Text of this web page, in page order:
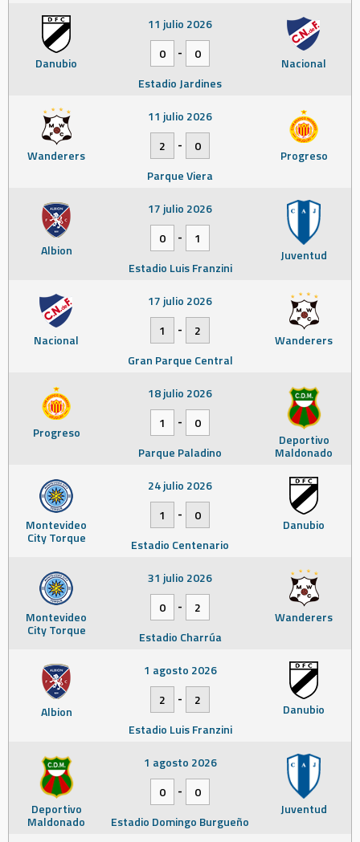
Danubio Nacional
11 julio 2026
0
-
0
Estadio Jardines
Wanderers Progreso
11 julio 2026
2
-
0
Parque Viera
Albion Juventud
17 julio 2026
0
-
1
Estadio Luis Franzini
Nacional Wanderers
17 julio 2026
1
-
2
Gran Parque Central
Progreso Deportivo
Maldonado
18 julio 2026
1
-
0
Parque Paladino
Montevideo
City Torque
Danubio
24 julio 2026
1
-
0
Estadio Centenario
Montevideo
City Torque
Wanderers
31 julio 2026
0
-
2
Estadio Charrúa
Albion Danubio
1 agosto 2026
2
-
2
Estadio Luis Franzini
Deportivo
Maldonado
Juventud
1 agosto 2026
0
-
0
Estadio Domingo Burgueño